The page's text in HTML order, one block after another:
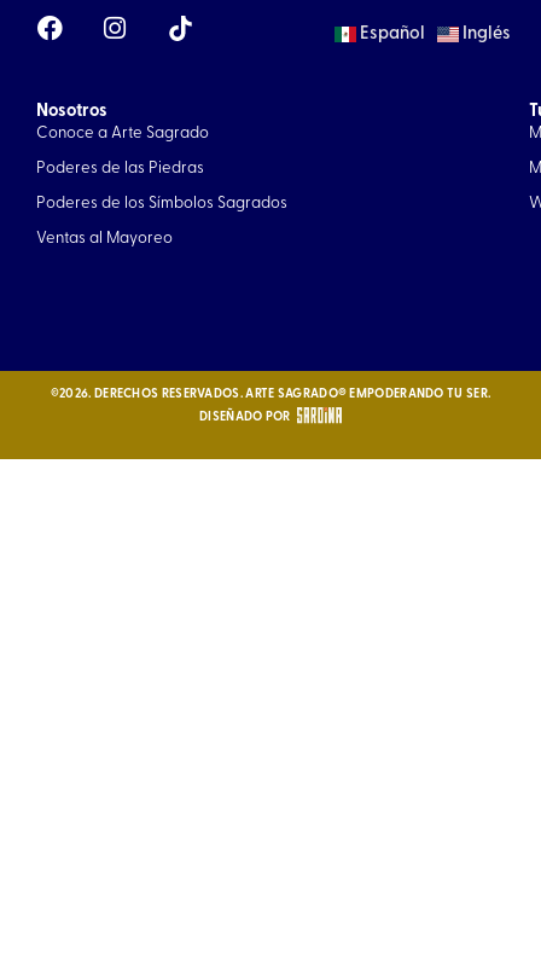
F
a
b
o
o
I
n
g
r
a
Español Inglés
Nosotros
Conoce a Arte Sagrado
Poderes de las Piedras
Poderes de los Símbolos Sagrados
Ventas al Mayoreo
©2026. DERECHOS RESERVADOS. ARTE SAGRADO® EMPODERANDO TU SER.
DISEÑADO POR